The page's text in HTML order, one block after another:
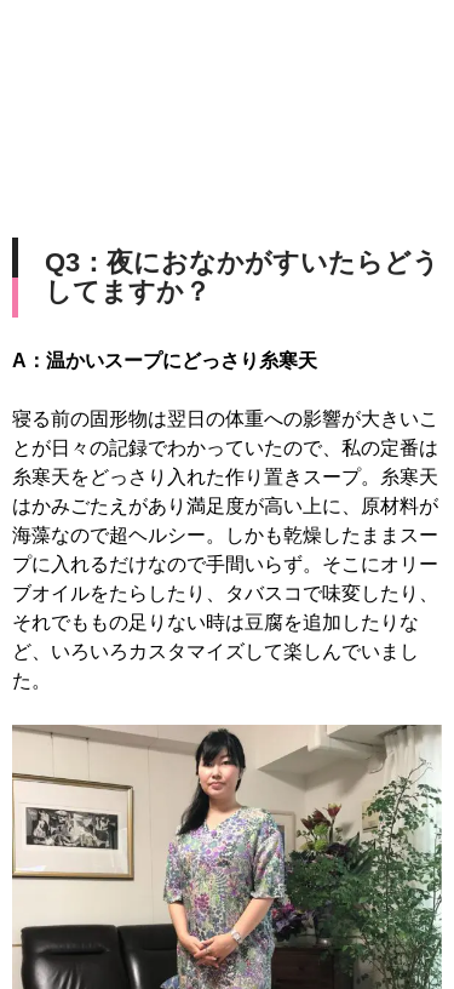
Q3：夜におなかがすいたらどう
してますか？
A：温かいスープにどっさり糸寒天
寝る前の固形物は翌日の体重への影響が大きいこ
とが日々の記録でわかっていたので、私の定番は
糸寒天をどっさり入れた作り置きスープ。糸寒天
はかみごたえがあり満足度が高い上に、原材料が
海藻なので超ヘルシー。しかも乾燥したままスー
プに入れるだけなので手間いらず。そこにオリー
ブオイルをたらしたり、タバスコで味変したり、
それでももの足りない時は豆腐を追加したりな
ど、いろいろカスタマイズして楽しんでいまし
た。